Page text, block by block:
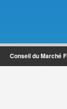
Conseil du Marché